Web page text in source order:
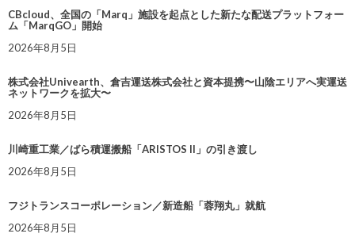
CBcloud、全国の「Marq」施設を起点とした新たな配送プラットフォー
ム「MarqGO」開始
2026年8月5日
株式会社Univearth、倉吉運送株式会社と資本提携〜山陰エリアへ実運送
ネットワークを拡大〜
2026年8月5日
川崎重工業／ばら積運搬船「ARISTOS II」の引き渡し
2026年8月5日
フジトランスコーポレーション／新造船「蓉翔丸」就航
2026年8月5日